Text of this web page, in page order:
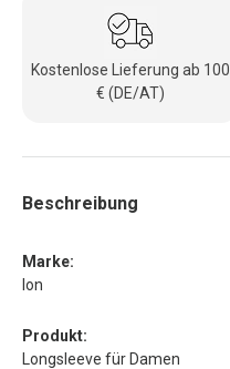
Kostenlose Lieferung ab 100
€ (DE/AT)
Beschreibung
Marke:
Ion
Produkt:
Longsleeve für Damen